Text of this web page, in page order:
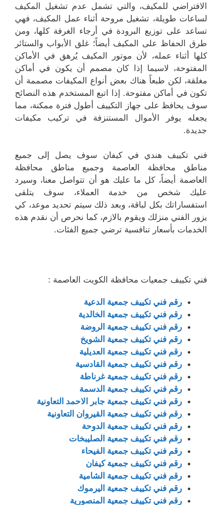
الافتراضي للمكيف، والتي تشمل عدم تشغيل المكيف
لساعات طويلة، تشغيل مروحة أثناء عمل المكيف، فهي
تساعد على توزيع البرودة في أرجاء الغرفة كلها، ومن
طرق الحفاظ على المكيف أيضاً؛ غلق الأبواب والستائر
كلها أثناء عمله، لأن موتور المكيف يُرهق في الأماكن
المفتوحة، لاسيما إذا كان مصمم أن يكون في أماكن
مغلقة، لكن طبعاً هناك بعض أنواع المكيفات مصممة أن
تكون في أماكن مفتوحة. إذا اتبع المستخدم هذه النصائح
سوف يحافظ على جهاز التكييف أطول فترة ممكنة، مما
يجعله يوفر الأموال المستنزفة في تركيب مكيفات
جديدة.
فني تكييف هندي في كيفان سوف يصل إلى جميع
مناطق محافظة العاصمة وجميع مناطق محافظة
العاصمة أيضاً، كل ما عليك هو أن تتواصل معنا، وسيرد
عليك شخص من خدمة العملاء، سوف يتلقى
استفساراتك بكل لباقة، وبعد ذلك سيتم تحديد موعد، كي
يزور الفني منزلك ويقوم بالازم، كما نحرص أن نقدم هذه
الخدمات بأسعار تنافسية ترضي جميع الفئات.
فني تكييف جمعيات محافظة الكويت العاصمة :
رقم فني تكييف جمعية الدعية
رقم فني تكييف جمعية الخالدية
رقم فني تكييف جمعية الروضة
رقم فني تكييف جمعية الشويخ
رقم فني تكييف جمعية العديلية
رقم فني تكييف جمعية القادسية
رقم فني تكييف جمعية غرناطة
رقم فني تكييف جمعية الدسمة
رقم فني تكييف جمعية جابر الاحمد التعاونية
رقم فني تكييف جمعية القيروان التعاونية
رقم فني تكييف جمعية الدوحة
رقم فني تكييف جمعية الصليبخات
رقم فني تكييف جمعية الفيحاء
رقم فني تكييف جمعية كيفان
رقم فني تكييف جمعية الشامية
رقم فني تكييف جمعية اليرموك
رقم فني تكييف جمعية المنصورية